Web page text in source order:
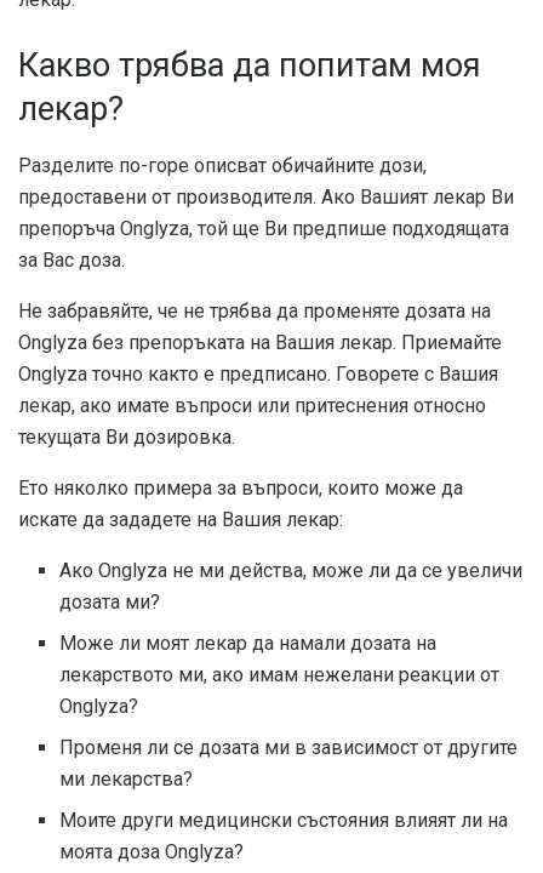
Какво трябва да попитам моя
лекар?
Разделите по-горе описват обичайните дози,
предоставени от производителя. Ако Вашият лекар Ви
препоръча Onglyza, той ще Ви предпише подходящата
за Вас доза.
Не забравяйте, че не трябва да променяте дозата на
Onglyza без препоръката на Вашия лекар. Приемайте
Onglyza точно както е предписано. Говорете с Вашия
лекар, ако имате въпроси или притеснения относно
текущата Ви дозировка.
Ето няколко примера за въпроси, които може да
искате да зададете на Вашия лекар:
Ако Onglyza не ми действа, може ли да се увеличи
дозата ми?
Може ли моят лекар да намали дозата на
лекарството ми, ако имам нежелани реакции от
Onglyza?
Променя ли се дозата ми в зависимост от другите
ми лекарства?
Моите други медицински състояния влияят ли на
моята доза Onglyza?